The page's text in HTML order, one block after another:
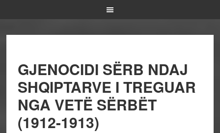
GJENOCIDI SËRB NDAJ
SHQIPTARVE I TREGUAR
NGA VETË SËRBËT
(1912-1913)